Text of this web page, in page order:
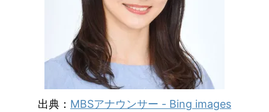
出典： MBSアナウンサー - Bing images